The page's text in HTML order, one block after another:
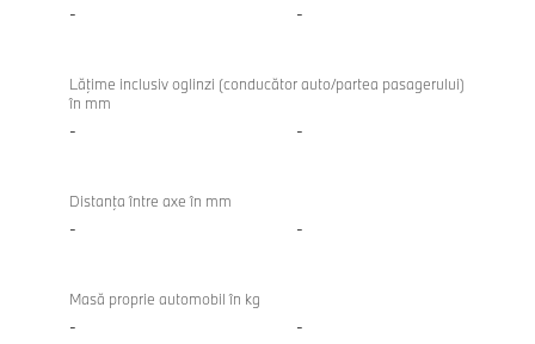
- -
Lăţime inclusiv oglinzi (conducător auto/partea pasagerului)
în mm
- -
Distanţa între axe în mm
- -
Masă proprie automobil în kg
- -